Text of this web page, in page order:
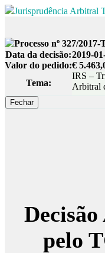
Jurisprudência Arbitral
Processo nº 327/2017-
Data da decisão:2019-
Valor do pedido:€
Tema:
IRS –
Arbitral
pelo